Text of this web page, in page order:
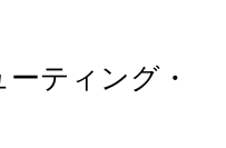
ティング・